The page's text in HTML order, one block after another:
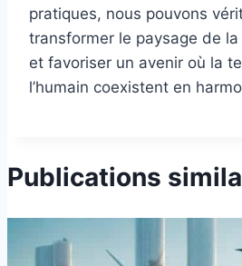
pratiques, nous pouvons
transformer le paysage de
et favoriser un avenir où la
l’humain coexistent en
Publications